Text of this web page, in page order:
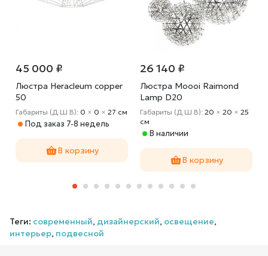
45 000 ₽
Люстра Heracleum copper
50
Габариты (Д Ш В): 0 × 0 × 27 cм
Под заказ 7-8 недель
В корзину
26 140 ₽
Люстра Moooi Raimond
Lamp D20
Габариты (Д Ш В): 20 × 20 × 25
cм
В наличии
В корзину
Теги: современный, дизайнерский, освещение,
интерьер, подвесной